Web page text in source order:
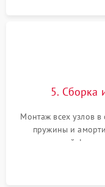
5. Сборка
Монтаж всех узлов в
пружины и
надежной
герметиком для